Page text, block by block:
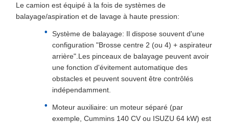
Le camion est équipé à la fois de systèmes de
balayage/aspiration et de lavage à haute pression:
Système de balayage: Il dispose souvent d'une
configuration "Brosse centre 2 (ou 4) + aspirateur
arrière".Les pinceaux de balayage peuvent avoir
une fonction d'évitement automatique des
obstacles et peuvent souvent être contrôlés
indépendamment.
Moteur auxiliaire: un moteur séparé (par
exemple, Cummins 140 CV ou ISUZU 64 kW) est